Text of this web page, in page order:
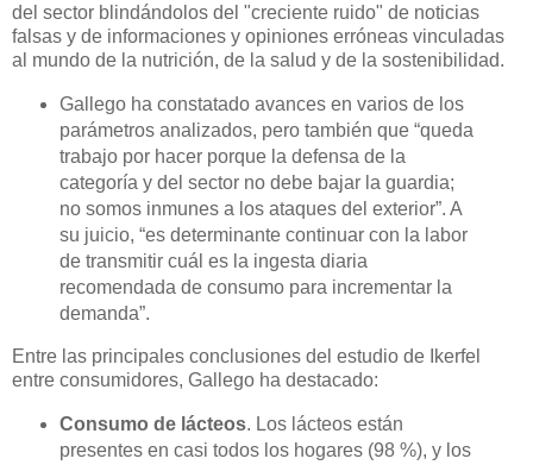
del sector blindándolos del "creciente ruido" de noticias
falsas y de informaciones y opiniones erróneas vinculadas
al mundo de la nutrición, de la salud y de la sostenibilidad.
Gallego ha constatado avances en varios de los
parámetros analizados, pero también que “queda
trabajo por hacer porque la defensa de la
categoría y del sector no debe bajar la guardia;
no somos inmunes a los ataques del exterior”. A
su juicio, “es determinante continuar con la labor
de transmitir cuál es la ingesta diaria
recomendada de consumo para incrementar la
demanda”.
Entre las principales conclusiones del estudio de Ikerfel
entre consumidores, Gallego ha destacado:
Consumo de lácteos. Los lácteos están
presentes en casi todos los hogares (98 %), y los